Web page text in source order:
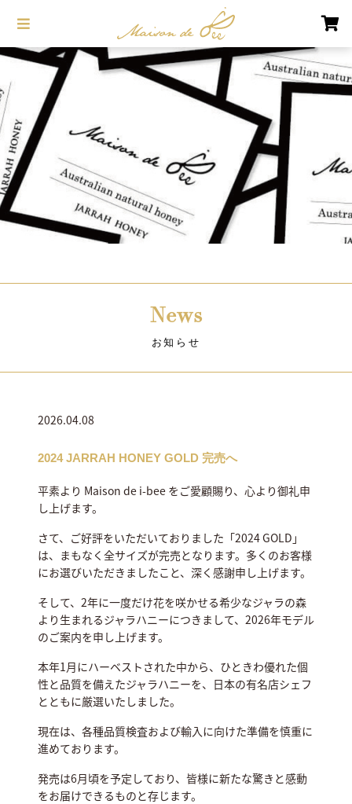
News
お知らせ
2026.04.08
2024 JARRAH HONEY GOLD 完売へ
平素より Maison de i-bee をご愛顧賜り、心より御礼申
し上げます。
さて、ご好評をいただいておりました「2024 GOLD」
は、まもなく全サイズが完売となります。多くのお客様
にお選びいただきましたこと、深く感謝申し上げます。
そして、2年に一度だけ花を咲かせる希少なジャラの森
より生まれるジャラハニーにつきまして、2026年モデル
のご案内を申し上げます。
本年1月にハーベストされた中から、ひときわ優れた個
性と品質を備えたジャラハニーを、日本の有名店シェフ
とともに厳選いたしました。
現在は、各種品質検査および輸入に向けた準備を慎重に
進めております。
発売は6月頃を予定しており、皆様に新たな驚きと感動
をお届けできるものと存じます。